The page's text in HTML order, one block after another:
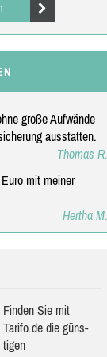
große Aufwände
ausstatten.
Thomas R.
mit meiner
Hertha M.
Finden Sie mit
Tarifo.de die güns­
ti­gen